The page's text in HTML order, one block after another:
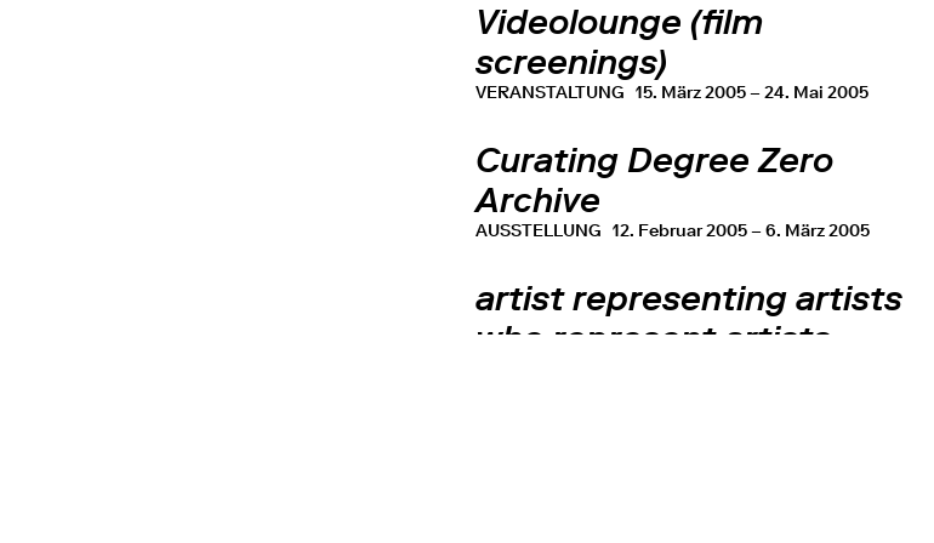
Videolounge (film
screenings)
VERANSTALTUNG 15. März 2005 – 24. Mai 2005
Curating Degree Zero
Archive
AUSSTELLUNG 12. Februar 2005 – 6. März 2005
artist representing artists
who represent artists